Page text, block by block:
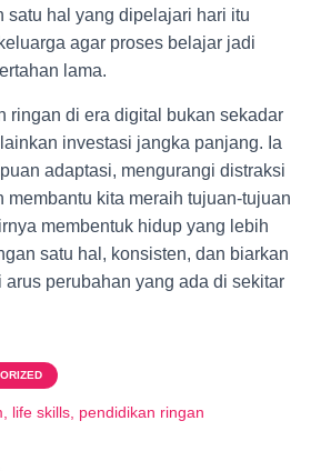
satu hal yang dipelajari hari itu
agar proses belajar jadi
lama.
ringan di era digital bukan sekadar
investasi jangka panjang. Ia
adaptasi, mengurangi distraksi
membantu kita meraih tujuan-tujuan
membentuk hidup yang lebih
satu hal, konsisten, dan biarkan
perubahan yang ada di sekitar
life skills, pendidikan ringan